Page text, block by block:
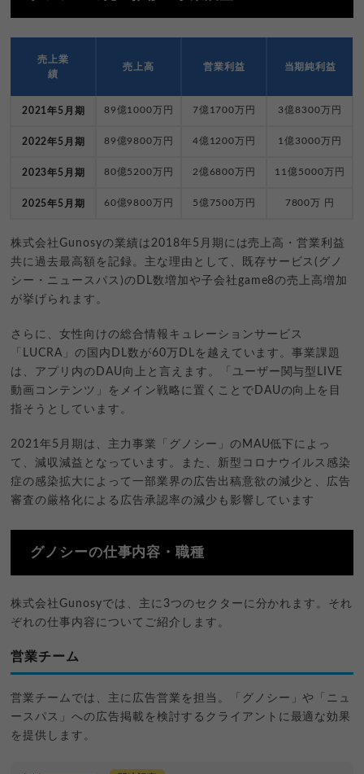
売上業
績
売上高 営業利益 当期純利益
2021年5月期 89億1000万円 7億1700万円 3億8300万円
2022年5月期 89億9800万円 4億1200万円 1億3000万円
2023年5月期 80億5200万円 2億6800万円 11億5000万円
2025年5月期 60億9800万円 5億7500万円 7800万 円
株式会社Gunosyの業績は2018年5月期には売上高・営業利益
共に過去最高額を記録。主な理由として、既存サービス(グノ
シー・ニュースパス)のDL数増加や子会社game8の売上高増加
が挙げられます。
さらに、女性向けの総合情報キュレーションサービス
「LUCRA」の国内DL数が60万DLを越えています。事業課題
は、アプリ内のDAU向上と言えます。「ユーザー関与型LIVE
動画コンテンツ」をメイン戦略に置くことでDAUの向上を目
指そうとしています。
2021年5月期は、主力事業「グノシー」のMAU低下によっ
て、減収減益となっています。また、新型コロナウイルス感染
症の感染拡大によって一部業界の広告出稿意欲の減少と、広告
審査の厳格化による広告承認率の減少も影響しています
グノシーの仕事内容・職種
株式会社Gunosyでは、主に3つのセクターに分かれます。それ
ぞれの仕事内容についてご紹介します。
営業チーム
営業チームでは、主に広告営業を担当。「グノシー」や「ニュ
ースパス」への広告掲載を検討するクライアントに最適な効果
を提供します。